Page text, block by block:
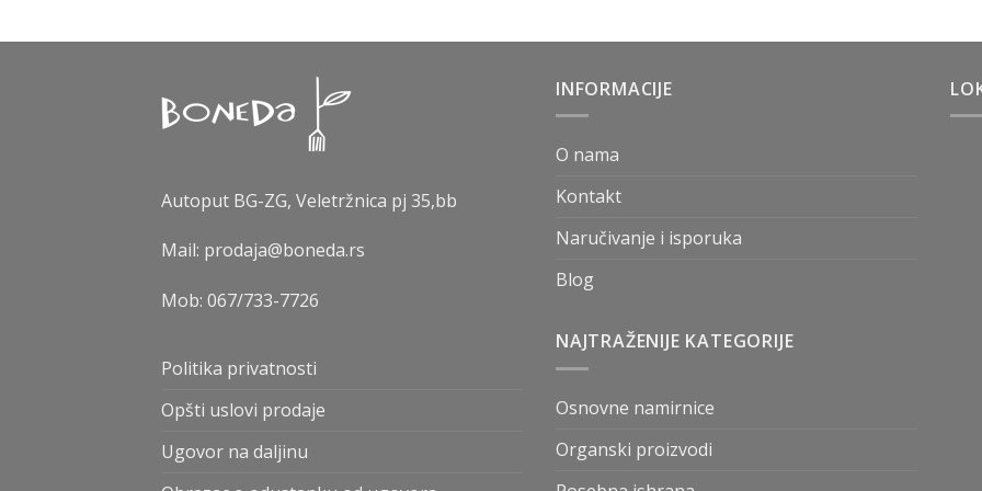
Autoput BG-ZG, Veletržnica pj 35,bb
Mail: prodaja@boneda.rs
Mob: 067/733-7726
Politika privatnosti
Opšti uslovi prodaje
Ugovor na daljinu
INFORMACIJE
O nama
Kontakt
Naručivanje i isporuka
Blog
NAJTRAŽENIJE KATEGORIJE
Osnovne namirnice
Organski proizvodi